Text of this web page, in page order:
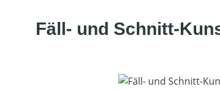
Fäll- und Schnitt-
Bildergalerie überspringen